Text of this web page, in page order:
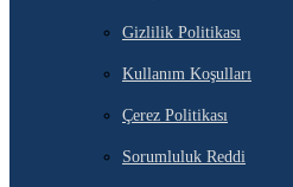
Gizlilik Politikası
Kullanım Koşulları
Çerez Politikası
Sorumluluk Reddi